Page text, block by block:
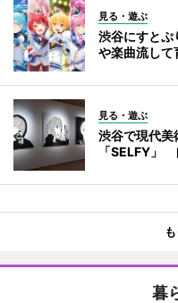
見る・遊ぶ
渋谷にすと
や楽曲流して
見る・遊ぶ
渋谷で現代美
「SELFY」
暮